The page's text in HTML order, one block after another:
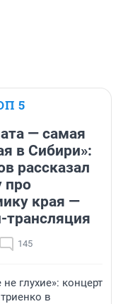
5
— самая
в Сибири»:
рассказал
про
края —
трансляция
145
глухие»: концерт
в